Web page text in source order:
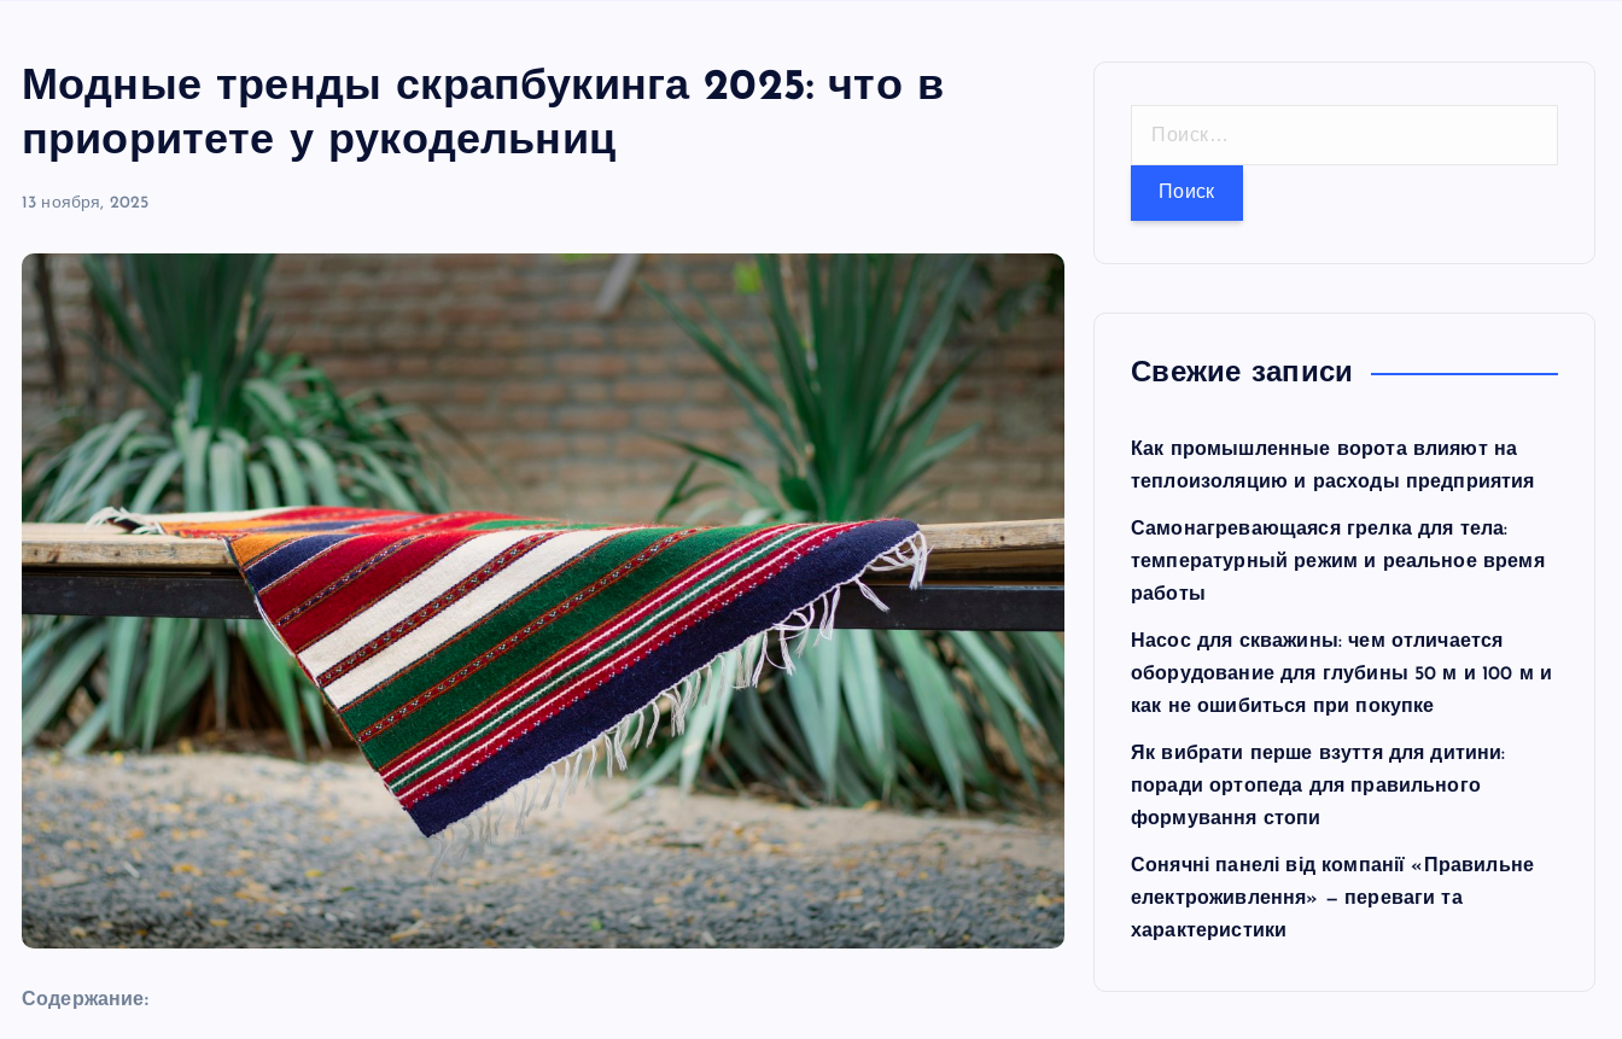
Модные тренды скрапбукинга 2025: что в
приоритете у рукодельниц
13 ноября, 2025
Содержание:
т
Свежие записи
Как промышленные ворота влияют на
теплоизоляцию и расходы предприятия
Самонагревающаяся грелка для тела:
температурный режим и реальное время
работы
Насос для скважины: чем отличается
оборудование для глубины 50 м и 100 м и
как не ошибиться при покупке
Як вибрати перше взуття для дитини:
поради ортопеда для правильного
формування стопи
Сонячні панелі від компанії «Правильне
електроживлення» — переваги та
характеристики